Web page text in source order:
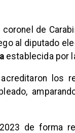
de
al diputado
establecida por
los
de forma